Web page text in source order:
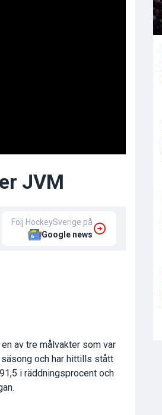
JVM
Följ HockeySverige på
Google news
av tre målvakter som var
och har hittills stått
i räddningsprocent och